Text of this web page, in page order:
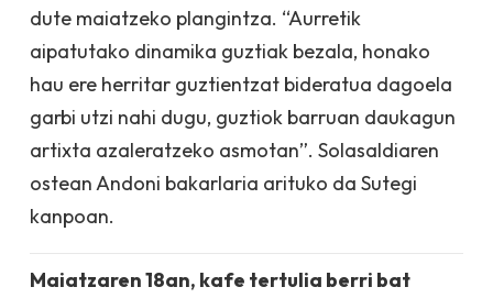
dute maiatzeko plangintza. “Aurretik
aipatutako dinamika guztiak bezala, honako
hau ere herritar guztientzat bideratua dagoela
garbi utzi nahi dugu, guztiok barruan daukagun
artixta azaleratzeko asmotan”. Solasaldiaren
ostean Andoni bakarlaria arituko da Sutegi
kanpoan.
Maiatzaren 18an, kafe tertulia berri bat